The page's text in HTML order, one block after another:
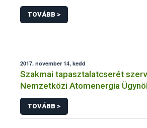
TOVÁBB >
2017. november 14, kedd
Szakmai tapasztalatcserét
Nemzetközi Atomenergia
TOVÁBB >